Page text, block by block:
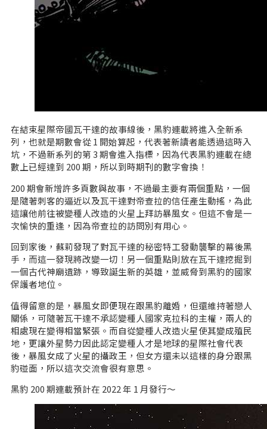
在結束星際帝國瓦干達的故事線後，黑豹連載將進入全新系
列，也就是期數會從 1 開始算起，代表著新讀者能透過這時入
坑，不過新系列的第 3 期會進入指標，因為代表黑豹連載在總
數上已經達到 200 期，所以到時期刊的數字會換！
200 期會新增許多頁數與故事，不過最主要有兩個重點，一個
是隨著刺客的逼近以及瓦干達對帝查拉的信任產生動搖，為此
這讓他前往被變種人改造的火星上拜訪暴風女。但這不會是一
次愉快的重逢，因為帝查拉的訪問別有用心。
回到家後，蘇莉發現了對瓦干達的秘密特工發動襲擊的幕後黑
手，而這一發現將改變一切！另一個重點則放在瓦干達挖掘到
一個古代神廟遺跡，導致誕生新的英雄，並威脅到黑豹的國家
保護者地位。
值得留意的是，暴風女即便現在跟黑豹離婚，但還維持著戀人
關係，可隨著瓦干達不承認變種人國家克拉科的主權，兩人的
相處現在變得相當緊張。而自從變種人改造火星使其變成殖民
地，更讓外星勢力因此認定變種人才是地球的星際社會代表
後，暴風女成了火星的攝政王，但女方還未以這樣的身分跟黑
豹碰面，所以這次交流會很有意思。
黑豹 200 期連載預計在 2022 年 1 月發行～